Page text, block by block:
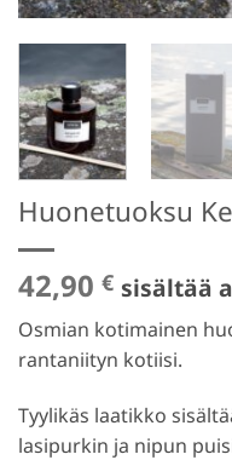
Huonetuoksu
42,90 € sisältää
Osmian kotimainen
rantaniityn kotiisi.
Tyylikäs laatikko
lasipurkin ja nipun